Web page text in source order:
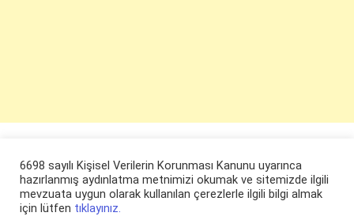
6698 sayılı Kişisel Verilerin Korunması Kanunu uyarınca
hazırlanmış aydınlatma metnimizi okumak ve sitemizde ilgili
mevzuata uygun olarak kullanılan çerezlerle ilgili bilgi almak
için lütfen tıklayınız.